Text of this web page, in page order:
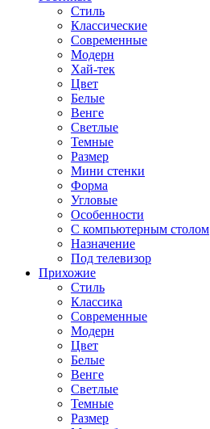
Стиль
Классические
Современные
Модерн
Хай-тек
Цвет
Белые
Венге
Светлые
Темные
Размер
Мини стенки
Форма
Угловые
Особенности
С компьютерным столом
Назначение
Под телевизор
Прихожие
Стиль
Классика
Современные
Модерн
Цвет
Белые
Венге
Светлые
Темные
Размер